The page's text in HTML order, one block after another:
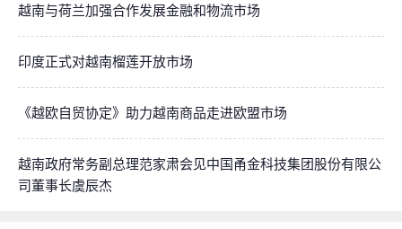
越南与荷兰加强合作发展金融和物流市场
印度正式对越南榴莲开放市场
《越欧自贸协定》助力越南商品走进欧盟市场
越南政府常务副总理范家肃会见中国甬金科技集团股份有限公
司董事长虞辰杰